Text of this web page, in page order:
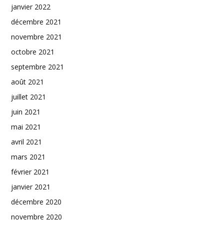
janvier 2022
décembre 2021
novembre 2021
octobre 2021
septembre 2021
août 2021
juillet 2021
juin 2021
mai 2021
avril 2021
mars 2021
février 2021
janvier 2021
décembre 2020
novembre 2020